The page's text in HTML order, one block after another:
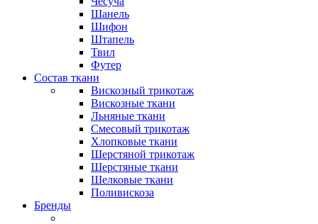
Шанель
Шифон
Штапель
Твил
Футер
Состав ткани
Вискозный трикотаж
Вискозные ткани
Льняные ткани
Смесовый трикотаж
Хлопковые ткани
Шерстяной трикотаж
Шерстяные ткани
Шелковые ткани
Поливискоза
Бренды